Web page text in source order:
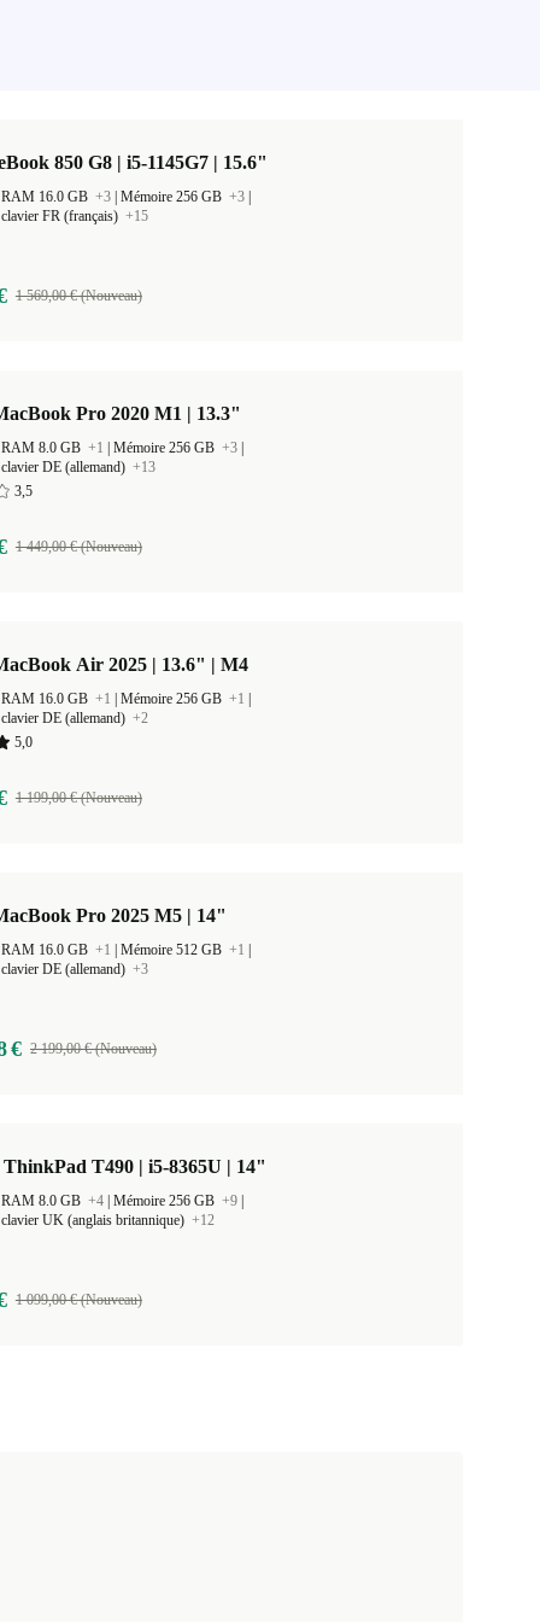
850 G8 | i5-1145G7 | 15.6"
RAM 16.0 GB +3 Mémoire 256 GB +3
FR (français) +15
1 569,00 € (Nouveau)
Pro 2020 M1 | 13.3"
RAM 8.0 GB +1 Mémoire 256 GB +3
DE (allemand) +13
3,5
1 449,00 € (Nouveau)
Air 2025 | 13.6" | M4
RAM 16.0 GB +1 Mémoire 256 GB +1
DE (allemand) +2
5,0
1 199,00 € (Nouveau)
Pro 2025 M5 | 14"
RAM 16.0 GB +1 Mémoire 512 GB +1
DE (allemand) +3
€ 2 199,00 € (Nouveau)
T490 | i5-8365U | 14"
RAM 8.0 GB +4 Mémoire 256 GB +9
UK (anglais britannique) +12
1 099,00 € (Nouveau)